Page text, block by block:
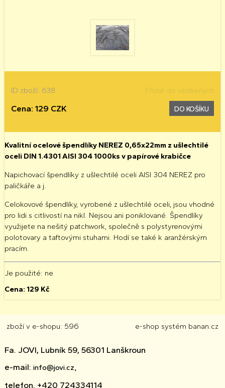
ID zboží: 638 Přidat do oblíbených
Cena: 129 CZK DO KOŠÍKU
Kvalitní ocelové špendlíky NEREZ 0,65x22mm z ušlechtilé
oceli DIN 1.4301 AISI 304 1000ks v papírové krabičce
Napichovací špendlíky z ušlechtilé oceli AISI 304 NEREZ pro
paličkáře a j.
Celokovové špendlíky, vyrobené z ušlechtilé oceli, jsou vhodné
pro lidi s citlivostí na nikl. Nejsou ani poniklované. Špendlíky
využijete na nešitý patchwork, společně s polystyrenovými
polotovary a taftovými stuhami. Hodí se také k aranžérským
pracím.
Je použité: ne
Cena: 129 Kč
zboží v e-shopu: 596 e-shop systém banan.cz
Fa. JOVI, Lubník 59, 56301 Lanškroun
e-mail: info@jovi.cz,
telefon. +420 724334114